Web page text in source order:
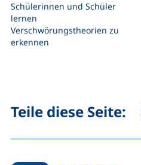
Schülerinnen und Schüler
lernen
Verschwörungstheorien zu
erkennen
Teile diese Seite: